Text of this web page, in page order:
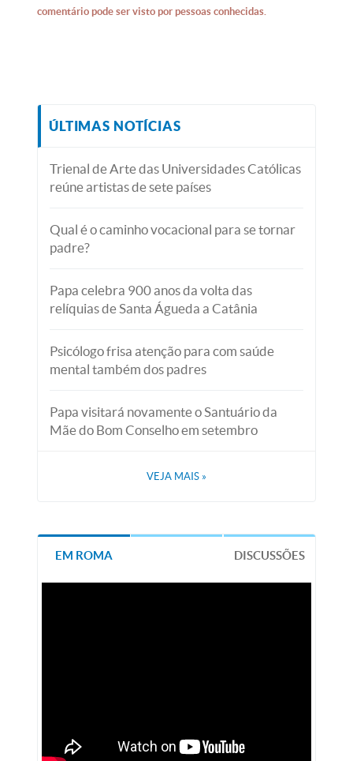
comentário pode ser visto por pessoas conhecidas.
ÚLTIMAS NOTÍCIAS
Trienal de Arte das Universidades Católicas
reúne artistas de sete países
Qual é o caminho vocacional para se tornar
padre?
Papa celebra 900 anos da volta das
relíquias de Santa Águeda a Catânia
Psicólogo frisa atenção para com saúde
mental também dos padres
Papa visitará novamente o Santuário da
Mãe do Bom Conselho em setembro
VEJA MAIS »
EM ROMA DISCUSSÕES